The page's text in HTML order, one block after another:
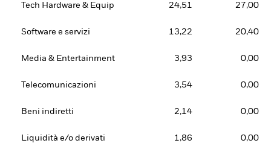
Tech Hardware & Equip 24,51 27,00
Software e servizi 13,22 20,40
Media & Entertainment 3,93 0,00
Telecomunicazioni 3,54 0,00
Beni indiretti 2,14 0,00
Liquidità e/o derivati 1,86 0,00